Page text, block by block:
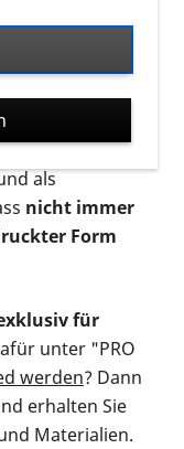
ausschließlich
oder Videos zu
werden in
zur
Variante
als
nicht immer
Form
für
unter "PRO
werden? Dann
erhalten Sie
Materialien.